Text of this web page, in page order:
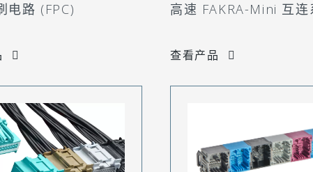
电路 (FPC) 高速 FAKRA-Mini 互连
查看产品